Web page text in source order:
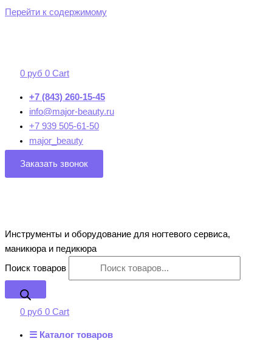
Перейти к содержимому
0 руб 0 Cart
+7 (843) 260-15-45
info@major-beauty.ru
+7 939 505-61-50
major_beauty
Заказать звонок
Инструменты и оборудование для ногтевого сервиса,
маникюра и педикюра
Поиск товаров
0 руб 0 Cart
☰ Каталог товаров